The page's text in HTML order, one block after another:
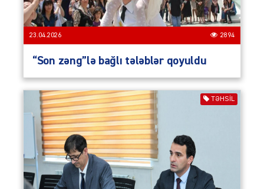
23.04.2026 2894
“Son zəng”lə bağlı tələblər qoyuldu
TƏHSIL